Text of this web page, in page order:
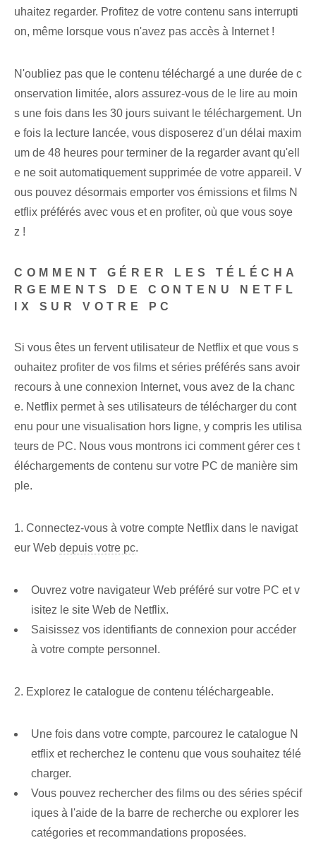
uhaitez regarder. Profitez de votre contenu sans interrupti
on, même lorsque vous n'avez pas accès à Internet !
N'oubliez pas que le contenu téléchargé a une durée de c
onservation limitée, alors assurez-vous de le lire au moin
s une fois dans les 30 jours suivant le téléchargement. Un
e fois la lecture lancée, vous disposerez d'un délai maxim
um de 48 heures pour terminer de la regarder avant qu'ell
e ne soit automatiquement supprimée de votre appareil. V
ous pouvez désormais emporter vos émissions et films N
etflix préférés avec vous et en profiter, où que vous soye
z !
COMMENT GÉRER LES TÉLÉCHA
RGEMENTS DE CONTENU NETFL
IX SUR VOTRE PC
Si vous êtes un fervent utilisateur de Netflix et que vous s
ouhaitez profiter de vos films et séries préférés sans avoir
recours à une connexion Internet, vous avez de la chanc
e. Netflix permet à ses utilisateurs de télécharger du cont
enu pour une visualisation hors ligne, y compris les utilisa
teurs de PC. Nous vous montrons ici comment gérer ces t
éléchargements de contenu sur votre PC de manière sim
ple.
1. Connectez-vous à votre compte Netflix dans le navigat
eur Web depuis votre pc.
Ouvrez votre navigateur Web préféré sur ‌votre‌ PC et v
isitez ‌le​ site Web de Netflix.
Saisissez vos identifiants de connexion pour accéder
à votre compte personnel.
2. Explorez le catalogue de contenu téléchargeable.
Une fois dans votre compte, parcourez le catalogue N
etflix et recherchez le contenu que vous souhaitez télé
charger.
Vous pouvez rechercher des films ou des séries spécif
iques à l'aide de la barre de recherche ou explorer les
catégories et recommandations proposées.